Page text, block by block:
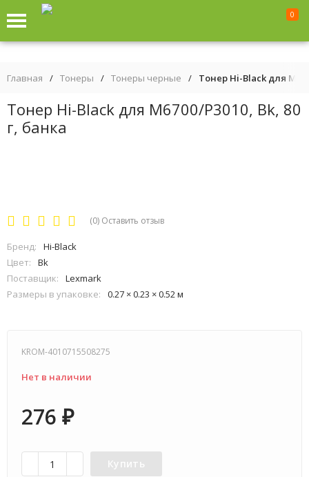
0
Главная / Тонеры / Тонеры черные / Тонер Hi-Black для
Тонер Hi-Black для M6700/P3010, Bk, 80
г, банка
(0) Оставить отзыв
Бренд:
Hi-Black
Цвет:
Bk
Поставщик:
Lexmark
Размеры в упаковке:
0.27 × 0.23 × 0.52 м
KROM-4010715508275
Нет в наличии
276 ₽
Купить